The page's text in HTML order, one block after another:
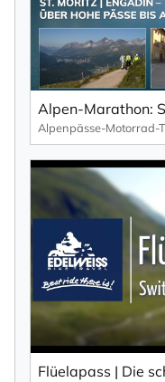
Flüelapass | Die